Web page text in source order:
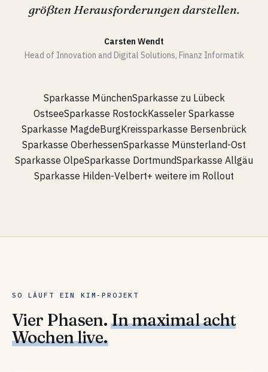
größten Herausforderungen darstellen.
Carsten Wendt
Head of Innovation and Digital Solutions, Finanz Informatik
Sparkasse MünchenSparkasse zu Lübeck
OstseeSparkasse RostockKasseler Sparkasse
Sparkasse MagdeBurgKreissparkasse Bersenbrück
Sparkasse OberhessenSparkasse Münsterland-Ost
Sparkasse OlpeSparkasse DortmundSparkasse Allgäu
Sparkasse Hilden-Velbert+ weitere im Rollout
SO LÄUFT EIN KIM-PROJEKT
Vier Phasen. In maximal acht
Wochen live.